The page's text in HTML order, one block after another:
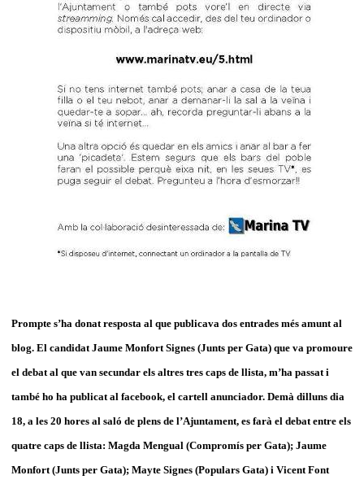
Prompte s’ha donat resposta al que publicava dos entrades més amunt al
blog. El candidat Jaume Monfort Signes (Junts per Gata) que va promoure
el debat al que van secundar els altres tres caps de llista, m’ha passat i
també ho ha publicat al facebook, el cartell anunciador. Demà dilluns dia
18, a les 20 hores al saló de plens de l’Ajuntament, es farà el debat entre els
quatre caps de llista: Magda Mengual (Compromís per Gata); Jaume
Monfort (Junts per Gata); Mayte Signes (Populars Gata) i Vicent Font